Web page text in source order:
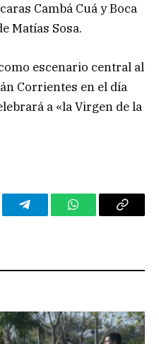
Cambá Cuá y Boca
Matías Sosa.
escenario central al
Corrientes en el día
a «la Virgen de la
TelegramWhatsAppCopy